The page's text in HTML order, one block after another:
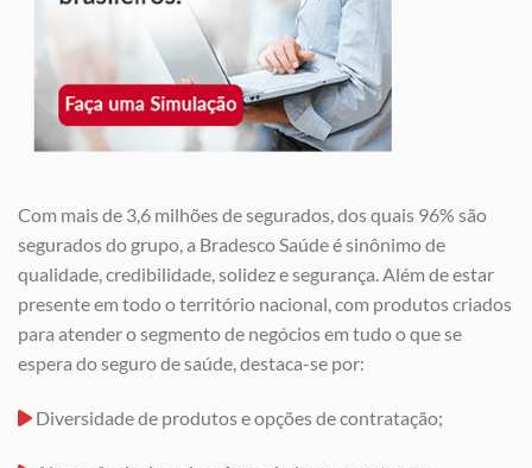
Com mais de 3,6 milhões de segurados, dos quais 96% são
segurados do grupo, a Bradesco Saúde é sinônimo de
qualidade, credibilidade, solidez e segurança. Além de estar
presente em todo o território nacional, com produtos criados
para atender o segmento de negócios em tudo o que se
espera do seguro de saúde, destaca-se por:
Diversidade de produtos e opções de contratação;